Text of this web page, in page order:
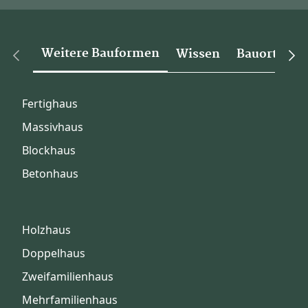
Weitere Bauformen Wissen Bauorte
Fertighaus
Massivhaus
Blockhaus
Betonhaus
Holzhaus
Doppelhaus
Zweifamilienhaus
Mehrfamilienhaus